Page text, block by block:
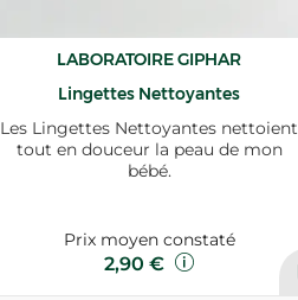
LABORATOIRE GIPHAR
Lingettes Nettoyantes
Les Lingettes Nettoyantes nettoient
tout en douceur la peau de mon
bébé.
Prix moyen constaté
2,90 €